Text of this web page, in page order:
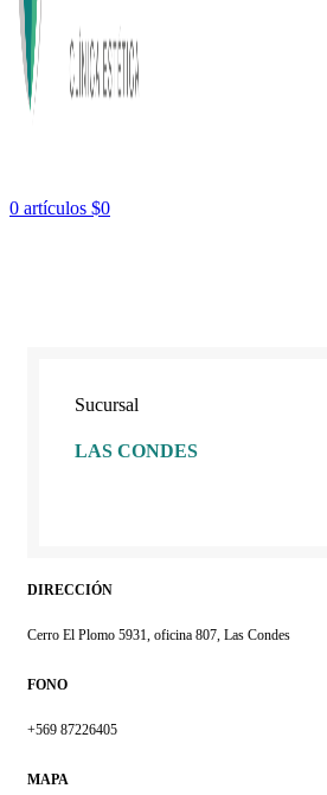
0 artículos $0
Sucursal
LAS CONDES
DIRECCIÓN
Cerro El Plomo 5931, oficina 807, Las Condes
FONO
+569 87226405
MAPA